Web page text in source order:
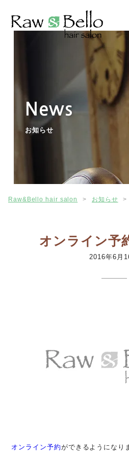
News
お知らせ
Raw&Bello hair salon > お知らせ >
オンライン予
2016年6月
オンライン予約ができるようになり